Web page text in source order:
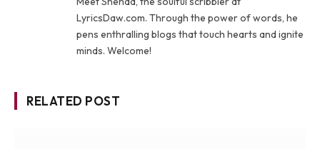
LyricsDaw.com. Through the power of words, he
pens enthralling blogs that touch hearts and ignite
minds. Welcome!
RELATED POST